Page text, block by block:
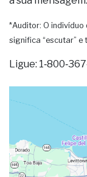
*Auditor: O indivíduo
significa “escutar” e
Ligue: